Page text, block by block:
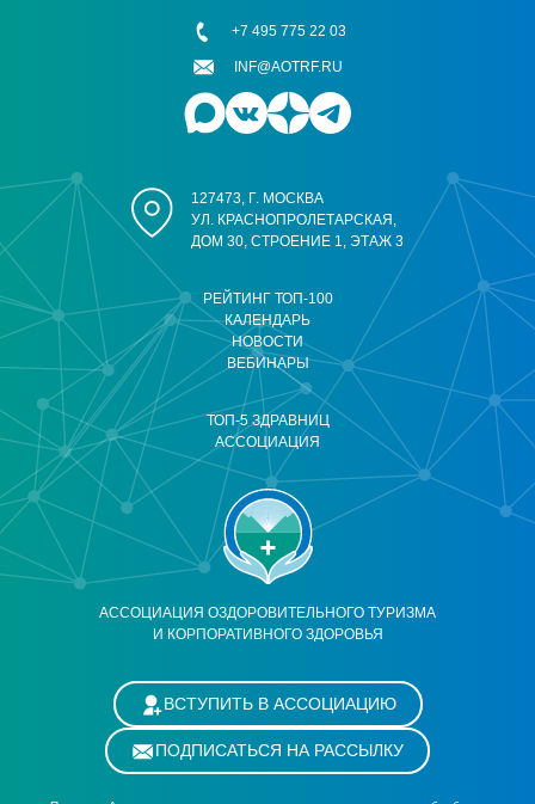
АССОЦИАЦИЯ ОЗДОРОВИТЕЛЬНОГО ТУРИЗМА
И КОРПОРАТИВНОГО ЗДОРОВЬЯ
РЕЙТИНГ ТОП-100
КАЛЕНДАРЬ
НОВОСТИ
ВЕБИНАРЫ
ТОП-5 ЗДРАВНИЦ
АССОЦИАЦИЯ
127473, Г. МОСКВА
УЛ. КРАСНОПРОЛЕТАРСКАЯ,
ДОМ 30, СТРОЕНИЕ 1, ЭТАЖ 3
+7 495 775 22 03
INF@AOTRF.RU
ВСТУПИТЬ В АССОЦИАЦИЮ
ПОДПИСАТЬСЯ НА РАССЫЛКУ